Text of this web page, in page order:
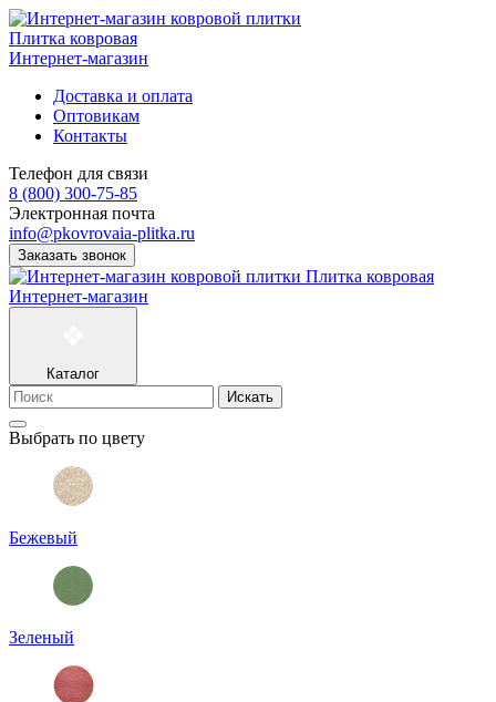
Плитка ковровая
Интернет-магазин
Доставка и оплата
Оптовикам
Контакты
Телефон для связи
8 (800) 300-75-85
Электронная почта
info@pkovrovaia-plitka.ru
Заказать звонок
Плитка ковровая
Интернет-магазин
Каталог
Искать
Выбрать по цвету
Бежевый
Зеленый